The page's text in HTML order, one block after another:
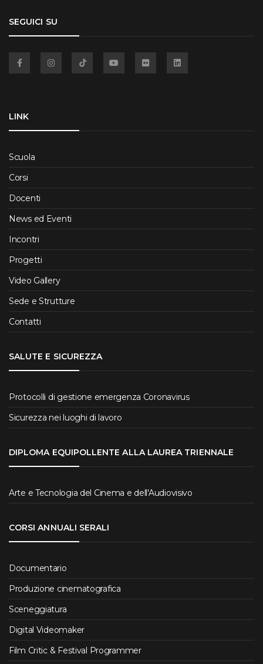
SEGUICI SU
LINK
Scuola
Corsi
Docenti
News ed Eventi
Incontri
Progetti
Video Gallery
Sede e Strutture
Contatti
SALUTE E SICUREZZA
Protocolli di gestione emergenza Coronavirus
Sicurezza nei luoghi di lavoro
DIPLOMA EQUIPOLLENTE ALLA LAUREA TRIENNALE
Arte e Tecnologia del Cinema e dell'Audiovisivo
CORSI ANNUALI SERALI
Documentario
Produzione cinematografica
Sceneggiatura
Digital Videomaker
Film Critic & Festival Programmer